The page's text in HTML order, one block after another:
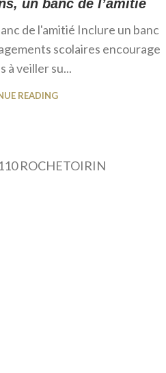
un banc de l’amitié
de l'amitié Inclure un banc
scolaires encourage
à veiller su...
READING
ROCHETOIRIN